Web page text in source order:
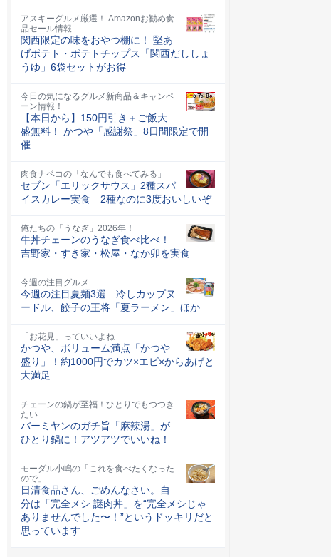
アスキーグルメ厳選！ Amazonお勧め食
品セール情報
関西限定の味をおやつ棚に！ 堅あ
げポテト・ポテトチップス「関西だししょ
うゆ」6袋セットがお得
今日の気になるグルメ新商品＆キャンペ
ーン情報！
【本日から】150円引き＋ご飯大
盛無料！ かつや「感謝祭」8日間限定で開
催
肉食ナベコの「なんでも食べてみる」
セブン「エリックサウス」2種スパ
イスカレー実食 2種なのに3度おいしいぞ
俺たちの「うなぎ」2026年！
牛丼チェーンのうなぎ食べ比べ！
吉野家・すき家・松屋・なか卯を実食
今週の注目グルメ
今週の注目夏麺3選 冷しカップヌ
ードル、餃子の王将「夏ラーメン」ほか
「お花見」っていいよね
かつや、ボリューム満点「かつや
盛り」！約1000円でカツ×エビ×からあげと
大満足
チェーンの鍋が至福！ひとりでもつつき
たい
バーミヤンのガチ旨「麻辣湯」が
ひとり鍋に！アツアツでいいね！
モーダル小嶋の「これを食べたくなった
ので」
日清食品さん、ごめんなさい。自
分は「完全メシ 謎肉丼」を“完全メシじゃ
ありませんでした〜！”というドッキリだと
思っています